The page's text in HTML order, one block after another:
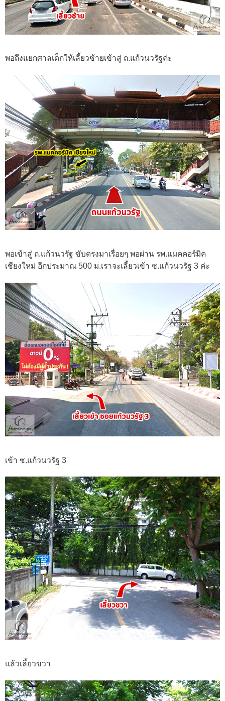
พอถึงแยกศาลเด็กให้เลี้ยวซ้ายเข้าสู่ ถ.แก้วนวรัฐค่ะ
พอเข้าสู่ ถ.แก้วนวรัฐ ขับตรงมาเรื่อยๆ พอผ่าน รพ.แมคคอร์มิค
เชียงใหม่ อีกประมาณ 500 ม.เราจะเลี้ยวเข้า ซ.แก้วนวรัฐ 3 ค่ะ
เข้า ซ.แก้วนวรัฐ 3
แล้วเลี้ยวขวา